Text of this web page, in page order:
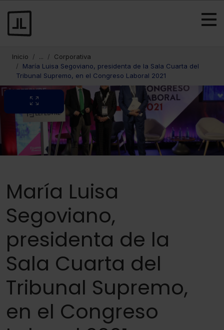
Inicio ...
Corporativa
María Luisa Segoviano, presidenta de la Sala Cuarta del
Tribunal Supremo, en el Congreso Laboral 2021
María Luisa
Segoviano,
presidenta de la
Sala Cuarta del
Tribunal Supremo,
en el Congreso